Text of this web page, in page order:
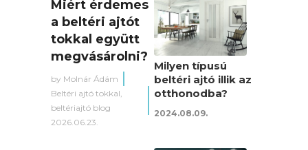
Miért érdemes
a beltéri ajtót
tokkal együtt
megvásárolni?
by Molnár Ádám
Beltéri ajtó tokkal
beltériajtó blog
2026.06.23.
Milyen típusú
beltéri ajtó illik az
otthonodba?
2024.08.09.